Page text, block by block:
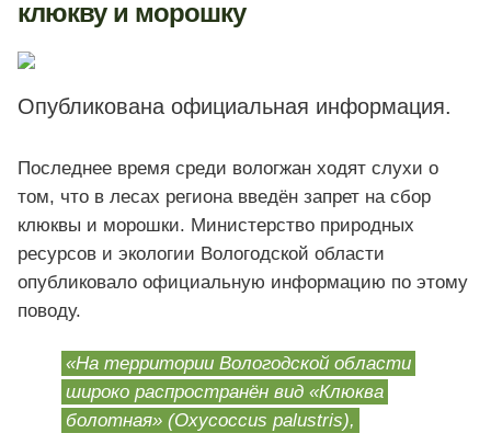
клюкву и морошку
Опубликована официальная информация.
Последнее время среди вологжан ходят слухи о
том, что в лесах региона введён запрет на сбор
клюквы и морошки. Министерство природных
ресурсов и экологии Вологодской области
опубликовало официальную информацию по этому
поводу.
«На территории Вологодской области
широко распространён вид «Клюква
болотная» (Oxycoccus palustris),